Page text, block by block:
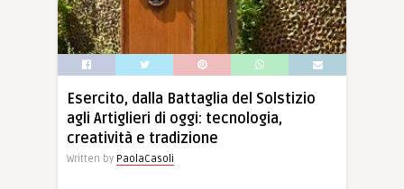
Esercito, dalla Battaglia del Solstizio
agli Artiglieri di oggi: tecnologia,
creatività e tradizione
Written by PaolaCasoli